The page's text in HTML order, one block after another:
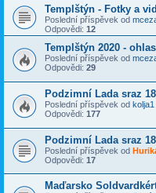
Templštýn - Fotky a
Poslední příspěvek od
Odpovědi: 12
Templštýn 2020 -
Poslední příspěvek od
Odpovědi: 29
Podzimní Lada sraz
Poslední příspěvek od kolja1
Odpovědi: 177
Podzimní Lada sraz
Poslední příspěvek od
Odpovědi: 17
Maďarsko